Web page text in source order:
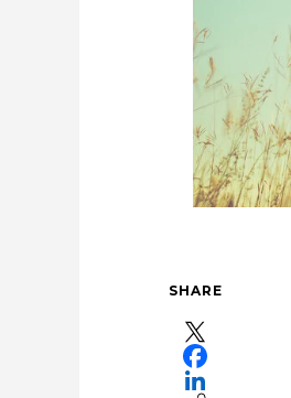
特集：金属と社会
カーボンニュートラル
SHARE